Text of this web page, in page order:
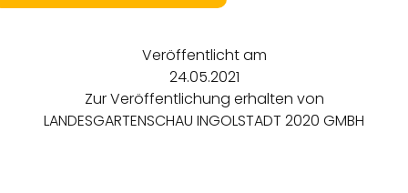
Veröffentlicht am
24.05.2021
Zur Veröffentlichung erhalten von
LANDESGARTENSCHAU INGOLSTADT 2020 GMBH